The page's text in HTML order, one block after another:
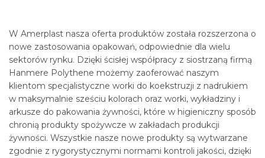
W Amerplast nasza oferta produktów została rozszerzona o
nowe zastosowania opakowań, odpowiednie dla wielu
sektorów rynku. Dzięki ścisłej współpracy z siostrzaną firmą
Hanmere Polythene możemy zaoferować naszym
klientom specjalistyczne worki do koekstruzji z nadrukiem
w maksymalnie sześciu kolorach oraz worki, wykładziny i
arkusze do pakowania żywności, które w higieniczny sposób
chronią produkty spożywcze w zakładach produkcji
żywności. Wszystkie nasze nowe produkty są wytwarzane
zgodnie z rygorystycznymi normami kontroli jakości, dzięki